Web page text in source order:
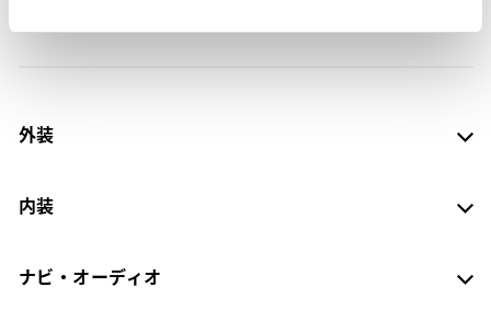
外装
内装
ナビ・オーディオ